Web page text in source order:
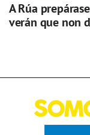
A Rúa
verán que non